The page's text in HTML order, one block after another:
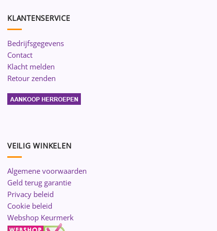
KLANTENSERVICE
Bedrijfsgegevens
Contact
Klacht melden
Retour zenden
VEILIG WINKELEN
Algemene voorwaarden
Geld terug garantie
Privacy beleid
Cookie beleid
Webshop Keurmerk